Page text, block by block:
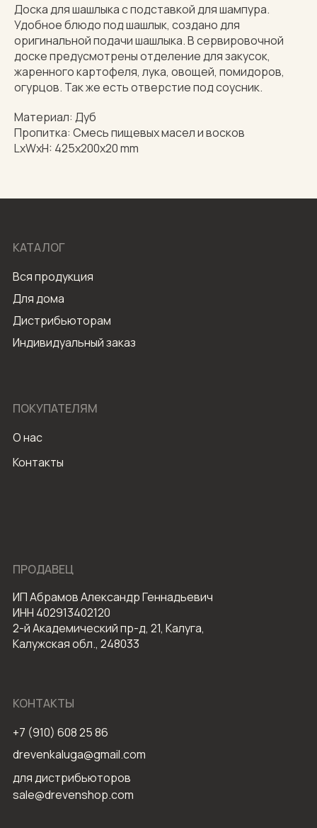
Доска для шашлыка с подставкой для шампура.
Удобное блюдо под шашлык, создано для
оригинальной подачи шашлыка. В сервировочной
доске предусмотрены отделение для закусок,
жаренного картофеля, лука, овощей, помидоров,
огурцов. Так же есть отверстие под соусник.
Материал: Дуб
Пропитка: Смесь пищевых масел и восков
LxWxH: 425x200x20 mm
Вся продукция
О нас
Индивидуальный заказ
Дистрибьюторам
Для дома
+7 (910) 608 25 86
ПРОДАВЕЦ
ИП Абрамов Александр Геннадьевич
ИНН 402913402120
2-й Академический пр-д, 21, Калуга,
Калужская обл., 248033
КАТАЛОГ
ПОКУПАТЕЛЯМ
КОНТАКТЫ
для дистрибьюторов
sale@drevenshop.com
Контакты
drevenkaluga@gmail.com